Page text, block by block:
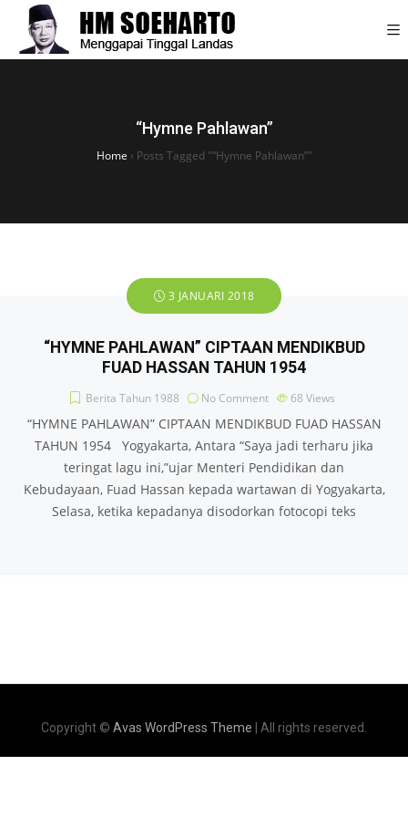
“Hymne Pahlawan”
Home › Posts Tagged "“Hymne Pahlawan”"
3 JANUARI 2018
“HYMNE PAHLAWAN” CIPTAAN MENDIKBUD
FUAD HASSAN TAHUN 1954
Berita Tahun 1988 No Comment 68 Views
“HYMNE PAHLAWAN” CIPTAAN MENDIKBUD FUAD HASSAN
TAHUN 1954 Yogyakarta, Antara “Saya jadi terharu jika
teringat lagu ini,”ujar Menteri Pendidikan dan
Kebudayaan, Fuad Hassan kepada wartawan di Yogyakarta,
Selasa, ketika kepadanya disodorkan fotocopi teks
Copyright © Avas WordPress Theme | All rights reserved.